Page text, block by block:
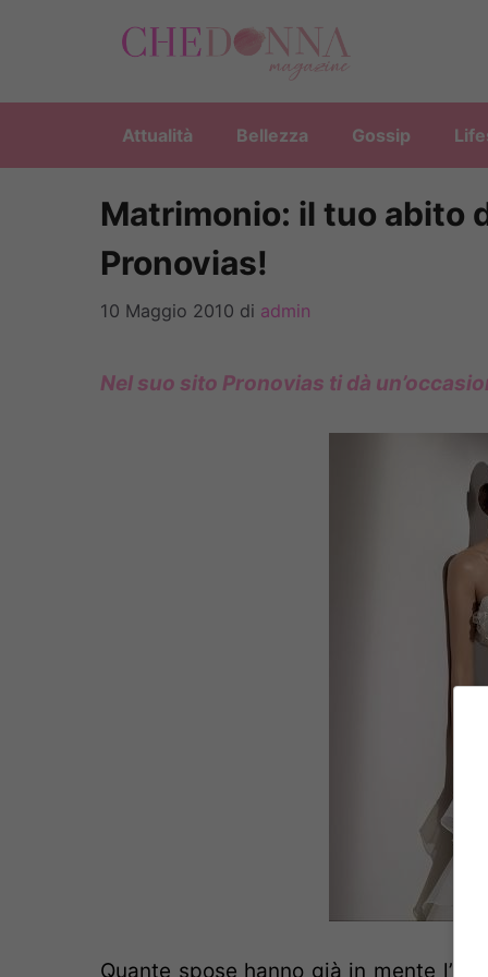
Attualità Bellezza Gossip
Matrimonio: il tuo abito
Pronovias!
10 Maggio 2010 di admin
Nel suo sito Pronovias ti dà
Quante spose hanno già in mente